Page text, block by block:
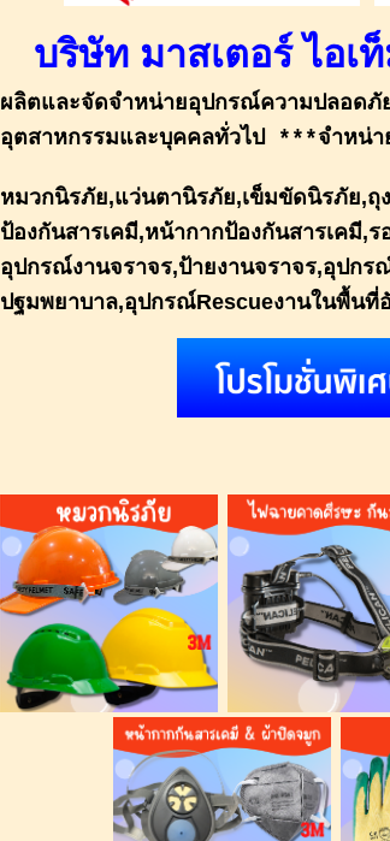
บริษัท มาสเตอร์ ไอเ
ผลิตและจัดจำหน่ายอุปกรณ์ความปลอดภั
อุตสาหกรรมและบุคคลทั่วไป ***จำหน่
หมวกนิรภัย,แว่นตานิรภัย,เข็มขัดนิรภัย,ถุ
ป้องกันสารเคมี,หน้ากากป้องกันสารเคมี,ร
อุปกรณ์งานจราจร,ป้ายงานจราจร,อุปกร
ปฐมพยาบาล,อุปกรณ์Rescueงานในพื้นที่